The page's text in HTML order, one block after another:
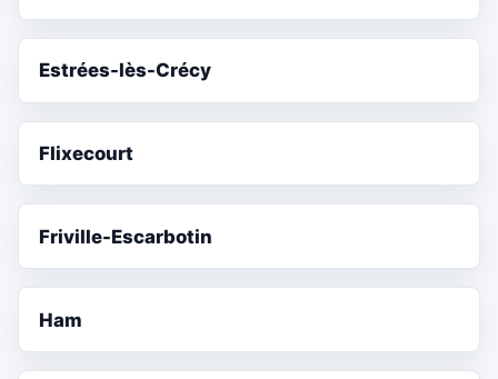
Estrées-lès-Crécy
Flixecourt
Friville-Escarbotin
Ham